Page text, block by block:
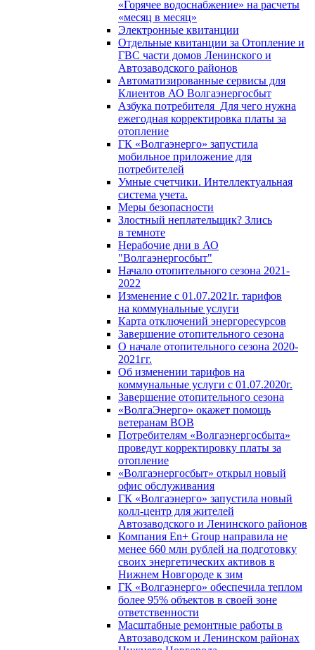
«Горячее водоснабжение» на расчеты
«месяц в месяц»
Электронные квитанции
Отдельные квитанции за Отопление и
ГВС части домов Ленинского и
Автозаводского районов
Автоматизированные сервисы для
Клиентов АО Волгаэнергосбыт
Азбука потребителя_Для чего нужна
ежегодная корректировка платы за
отопление
ГК «Волгаэнерго» запустила
мобильное приложение для
потребителей
Умные счетчики. Интеллектуальная
система учета.
Меры безопасности
Злостный неплательщик? Злись
в темноте
Нерабочие дни в АО
"Волгаэнергосбыт"
Начало отопительного сезона 2021-
2022
Изменение с 01.07.2021г. тарифов
на коммунальные услуги
Карта отключений энергоресурсов
Завершение отопительного сезона
О начале отопительного сезона 2020-
2021гг.
Об изменении тарифов на
коммунальные услуги с 01.07.2020г.
Завершение отопительного сезона
«ВолгаЭнерго» окажет помощь
ветеранам ВОВ
Потребителям «Волгаэнергосбыта»
проведут корректировку платы за
отопление
«Волгаэнергосбыт» открыл новый
офис обслуживания
ГК «Волгаэнерго» запустила новый
колл-центр для жителей
Автозаводского и Ленинского районов
Компания En+ Group направила не
менее 660 млн рублей на подготовку
своих энергетических активов в
Нижнем Новгороде к зим
ГК «Волгаэнерго» обеспечила теплом
более 95% объектов в своей зоне
ответственности
Масштабные ремонтные работы в
Автозаводском и Ленинском районах